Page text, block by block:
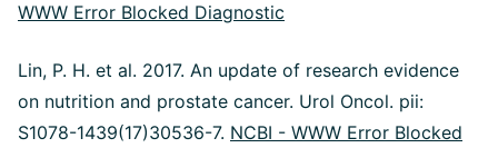
WWW Error Blocked Diagnostic
Lin, P. H. et al. 2017. An update of research evidence
on nutrition and prostate cancer. Urol Oncol. pii:
S1078-1439(17)30536-7. NCBI - WWW Error Blocked